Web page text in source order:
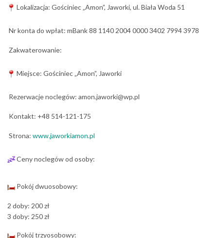
Lokalizacja: Gościniec „Amon”, Jaworki, ul. Biała Woda 51
Nr konta do wpłat: mBank 88 1140 2004 0000 3402 7994 3978
Zakwaterowanie:
Miejsce: Gościniec „Amon”, Jaworki
Rezerwacje noclegów: amon.jaworki@wp.pl
Kontakt: +48 514-121-175
Strona: www.jaworkiamon.pl
Ceny noclegów od osoby:
Pokój dwuosobowy:
2 doby: 200 zł
3 doby: 250 zł
Pokój trzyosobowy: